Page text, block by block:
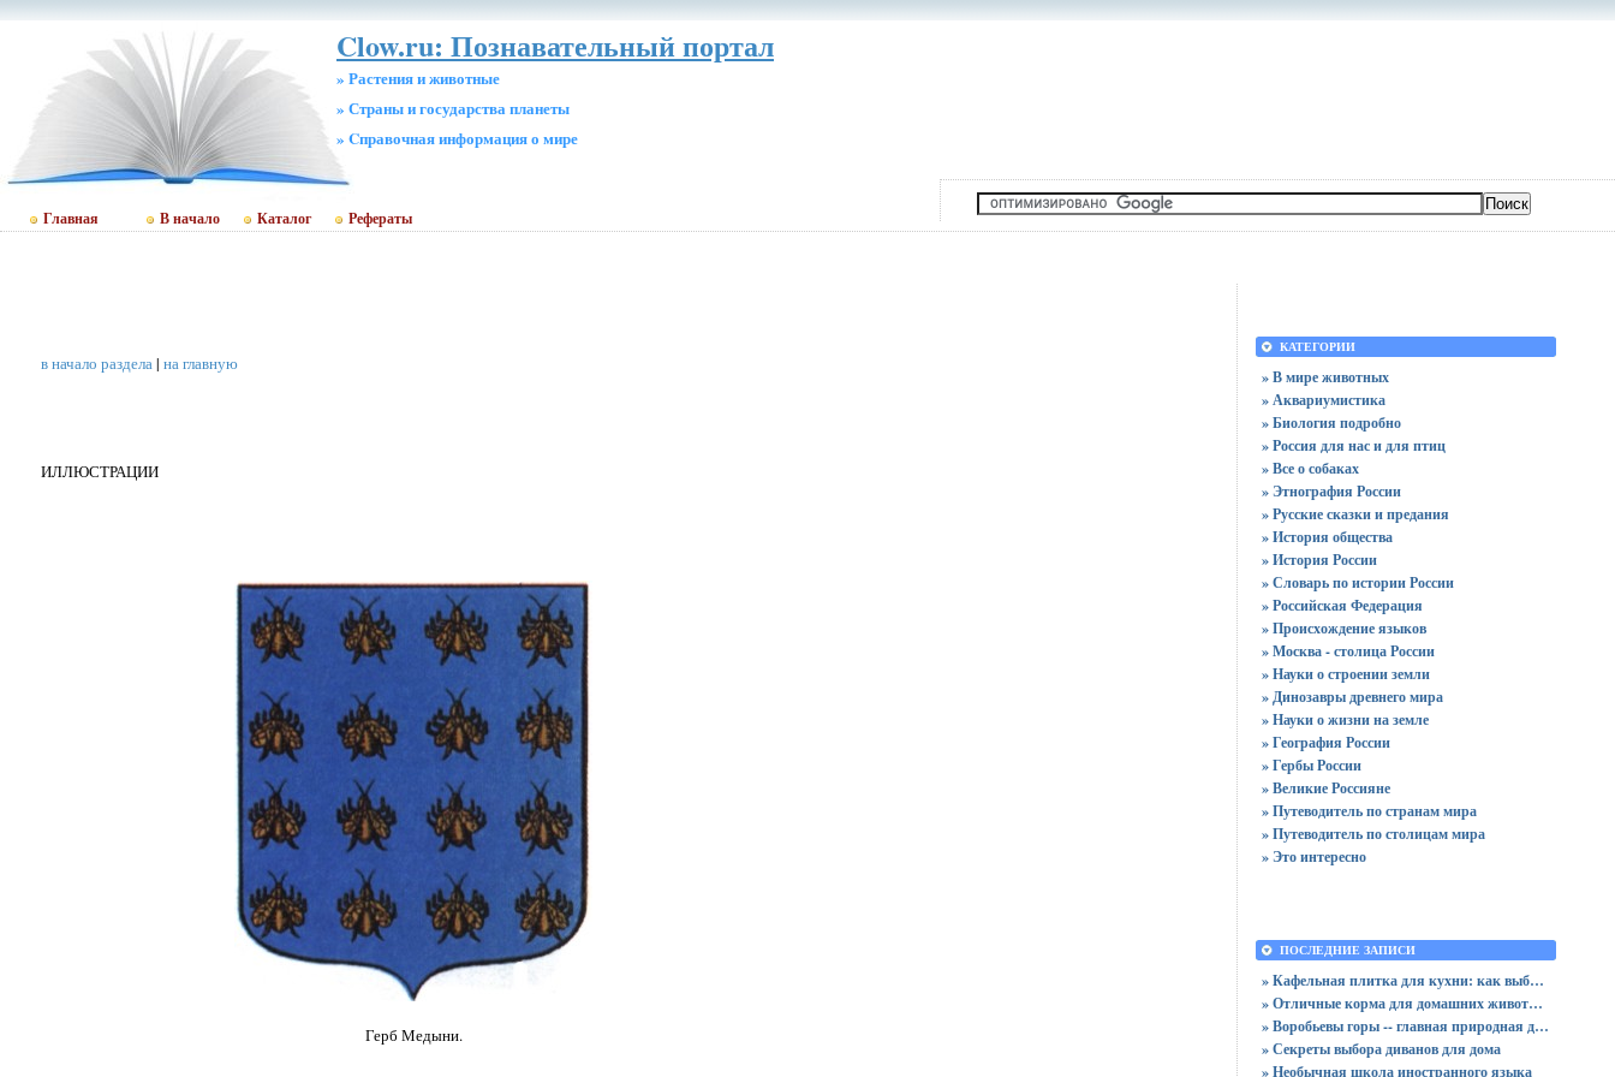
Clow.ru: Познавательный портал
» Растения и животные
» Страны и государства планеты
» Cправочная информация о мире
Главная В начало Каталог Рефераты
в начало раздела| на главную
ИЛЛЮСТРАЦИИ
Герб Медыни.
КАТЕГОРИИ
» В мире животных
» Аквариумистика
» Биология подробно
» Россия для нас и для птиц
» Все о собаках
» Этнография России
» Русские сказки и предания
» История общества
» История России
» Словарь по истории России
» Российская Федерация
» Происхождение языков
» Москва - столица России
» Науки о строении земли
» Динозавры древнего мира
» Науки о жизни на земле
» География России
» Гербы России
» Великие Россияне
» Путеводитель по странам мира
» Путеводитель по столицам мира
» Это интересно
ПОСЛЕДНИЕ ЗАПИСИ
» Кафельная плитка для кухни: как выбрать практичную отделку
» Отличные корма для домашних животных
» Воробьевы горы -- главная природная достопримечательность Москвы
» Секреты выбора диванов для дома
» Необычная школа иностранного языка